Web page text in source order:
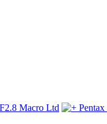
Macro Ltd